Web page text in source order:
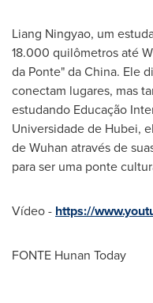
Liang Ningyao, um
18.000 quilômetros até
da Ponte" daChina. Ele
conectam lugares, mas
estudando Educação
Universidade de Hubei,
deWuhan através de
para ser uma ponte
Vídeo - https://
FONTE Hunan Today